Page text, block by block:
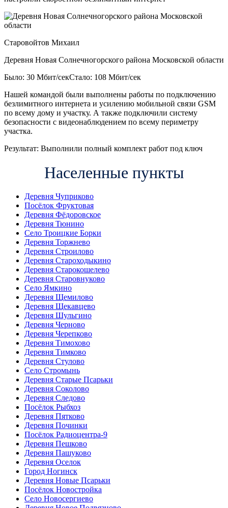
Старовойтов Михаил
Деревня Новая Солнечногорского района Московской области
Было: 30 Мбит/секСтало: 108 Мбит/сек
Нашей командой были выполнены работы по подключению
безлимитного интернета и усилению мобильной связи GSM
по всему дому и участку. А также подключили систему
безопасности с видеонаблюдением по всему периметру
участка.
Результат: Выполнили полный комплект работ под ключ
Населенные пункты
Деревня Чуприково
Посёлок Фруктовая
Деревня Фёдоровское
Деревня Тюнино
Село Троицкие Борки
Деревня Торжнево
Деревня Строилово
Деревня Староходыкино
Деревня Старокошелево
Деревня Старовнуково
Село Ямкино
Деревня Щемилово
Деревня Щекавцево
Деревня Шульгино
Деревня Черново
Деревня Черепково
Деревня Тимохово
Деревня Тимково
Деревня Стулово
Село Стромынь
Деревня Старые Псарьки
Деревня Соколово
Деревня Следово
Посёлок Рыбхоз
Деревня Пятково
Деревня Починки
Посёлок Радиоцентра-9
Деревня Пешково
Деревня Пашуково
Деревня Оселок
Город Ногинск
Деревня Новые Псарьки
Посёлок Новостройка
Село Новосергиево